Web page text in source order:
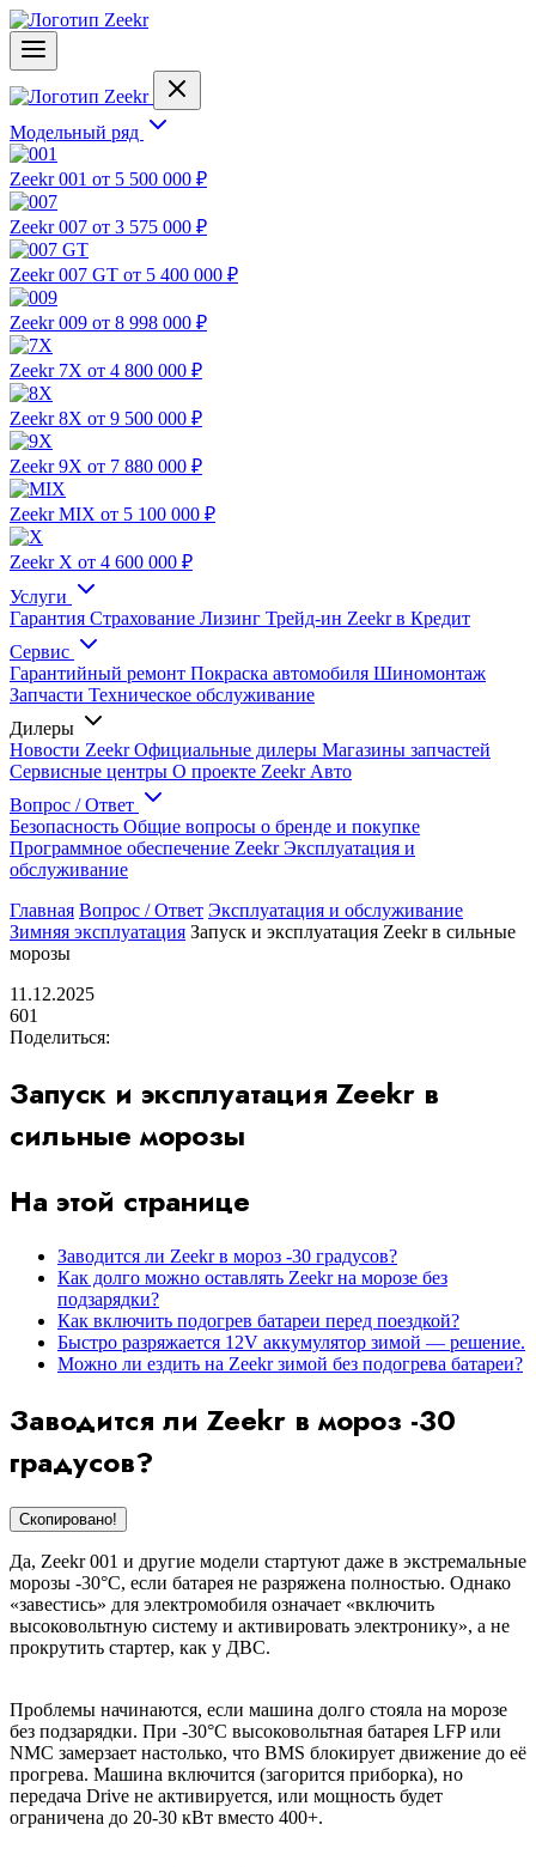
Модельный ряд
Zeekr 001 от 5 500 000 ₽
Zeekr 007 от 3 575 000 ₽
Zeekr 007 GT от 5 400 000 ₽
Zeekr 009 от 8 998 000 ₽
Zeekr 7X от 4 800 000 ₽
Zeekr 8X от 9 500 000 ₽
Zeekr 9X от 7 880 000 ₽
Zeekr MIX от 5 100 000 ₽
Zeekr X от 4 600 000 ₽
Услуги
Гарантия Страхование Лизинг Трейд-ин Zeekr в Кредит
Сервис
Гарантийный ремонт Покраска автомобиля Шиномонтаж
Запчасти Техническое обслуживание
Дилеры
Новости ZeekrОфициальные дилеры Магазины запчастей
Сервисные центры О проекте Zeekr Авто
Вопрос / Ответ
Безопасность Общие вопросы о бренде и покупке
Программное обеспечение ZeekrЭксплуатация и
обслуживание
Главная Вопрос / Ответ Эксплуатация и обслуживание
Зимняя эксплуатация Запуск и эксплуатация Zeekr в сильные
морозы
11.12.2025
601
Поделиться:
Запуск и эксплуатация Zeekr в
сильные морозы
На этой странице
Заводится ли Zeekr в мороз -30 градусов?
Как долго можно оставлять Zeekr на морозе без
подзарядки?
Как включить подогрев батареи перед поездкой?
Быстро разряжается 12V аккумулятор зимой — решение.
Можно ли ездить на Zeekr зимой без подогрева батареи?
Заводится ли Zeekr в мороз -30
градусов?
Скопировано!
Да, Zeekr 001 и другие модели стартуют даже в экстремальные
морозы -30°C, если батарея не разряжена полностью. Однако
«завестись» для электромобиля означает «включить
высоковольтную систему и активировать электронику», а не
прокрутить стартер, как у ДВС.
Проблемы начинаются, если машина долго стояла на морозе
без подзарядки. При -30°C высоковольтная батарея LFP или
NMC замерзает настолько, что BMS блокирует движение до её
прогрева. Машина включится (загорится приборка), но
передача Drive не активируется, или мощность будет
ограничена до 20-30 кВт вместо 400+.